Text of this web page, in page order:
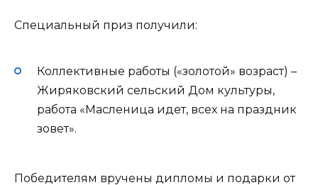
Специальный приз получили:
Коллективные работы («золотой» возраст) –
Жиряковский сельский Дом культуры,
работа «Масленица идет, всех на праздник
зовет».
Победителям вручены дипломы и подарки от